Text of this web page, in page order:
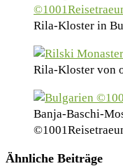
Rila-Kloster in
Rila-Kloster von
Banja-Baschi-
Ähnliche Beiträge